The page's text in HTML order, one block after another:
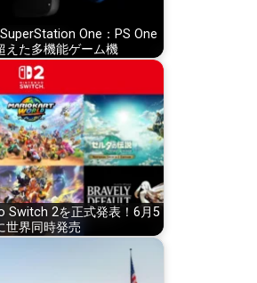
One：PS One
えた多機能ゲーム機
Switch 2を正式発表！6月5
世界同時発売